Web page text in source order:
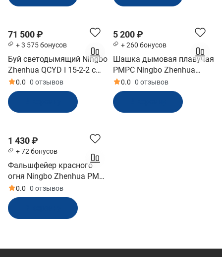
71 500 ₽
+ 3 575 бонусов
Буй светодымящий Ningbo
Zhenhua QCYD I 15-2-2 с
кронштейном (РМРС)
0.0 0 отзывов
5 200 ₽
+ 260 бонусов
Шашка дымовая плавучая
РМРС Ningbo Zhenhua
(CCY3-2)
0.0 0 отзывов
1 430 ₽
+ 72 бонусов
Фальшфейер красного
огня Ningbo Zhenhua РМРС
(HGY60-15000)
0.0 0 отзывов